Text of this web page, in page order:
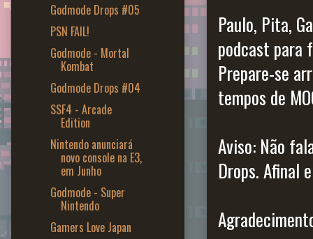
Paulo, Pita,
podcast para
Prepare-se
tempos de
Aviso: Não
Drops. Afinal
Godmode Drops #05
PSN FAIL!
Godmode - Mortal
Kombat
Godmode Drops #04
SSF4 - Arcade
Edition
Nintendo anunciará
novo console na E3,
em Junho
Godmode - Super
Nintendo
Gamers Love Japan